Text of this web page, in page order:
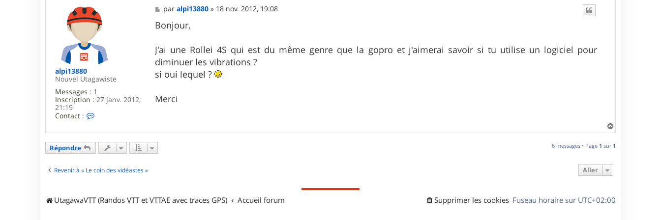
alpi13880
Nouvel Utagawiste
Messages : 1
Inscription : 27 janv. 2012,
21:19
Contact :
c
e
p
M
e
s
s
g
e
paralpi13880 » 18 nov. 2012, 19:08
Bonjour,
J'ai une Rollei 4S qui est du même genre que la gopro et j'aimerai savoir si tu utilise un logiciel pour
diminuer les vibrations ?
si oui lequel ?
Merci
a
t
Répondre 6 messages • Page 1 sur 1
Revenir à « Le coin des vidéastes » Aller
UtagawaVTT (Randos VTT et VTTAE avec traces GPS) Accueil forum Fuseau horaire sur UTC+02:00
Supprimer les cookies